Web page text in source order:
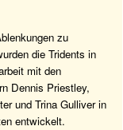
zu
die Tridents in
mit den
Dennis Priestley,
und Trina Gulliver in
entwickelt.